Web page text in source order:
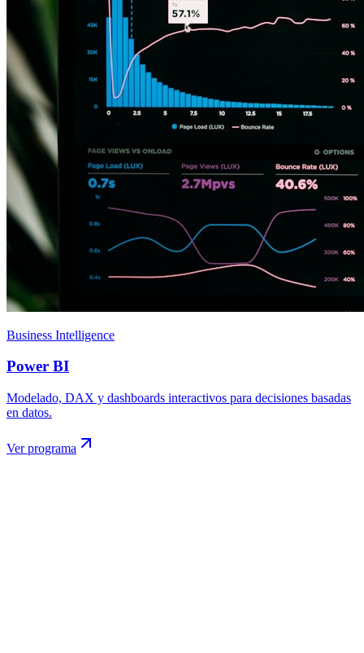
Business Intelligence
Power BI
Modelado, DAX y dashboards interactivos para decisiones basadas
en datos.
Ver programa